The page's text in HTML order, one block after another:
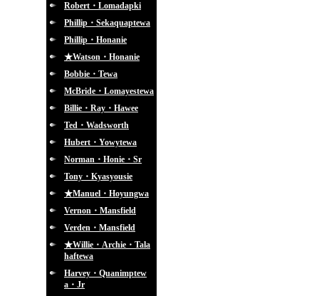
Robert・Lomadapki
Phillip・Sekaquaptewa
Phillip・Honanie
★Watson・Honanie
Bobbie・Tewa
McBride・Lomayestewa
Billie・Ray・Hawee
Ted・Wadsworth
Hubert・Yowytewa
Norman・Honie・Sr
Tony・Kyasyousie
★Manuel・Hoyungwa
Vernon・Mansfield
Verden・Mansfield
★Willie・Archie・Tala
haftewa
Harvey・Quanimptew
a・Jr